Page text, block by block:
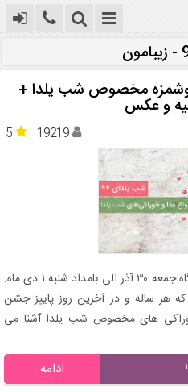
مخصوص شب یلدا +
و عکس
5 19219
تاریخ شب یلدا ۹۷ برابر است با شامگاه جمعه ۳۰ آذر الی بامداد شنبه ۱ دی ماه.
هر ساله و در آخرین روز پاییز جشن
های مخصوص شب یلدا آشنا می
ادامه